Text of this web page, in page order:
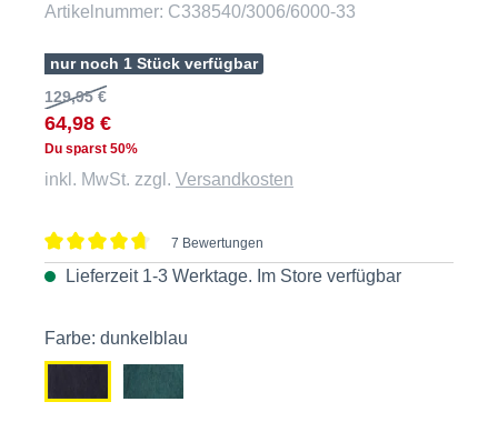
Artikelnummer: C338540/3006/6000-33
nur noch 1 Stück verfügbar
129,95 €
64,98 €
Du sparst 50%
inkl. MwSt. zzgl. Versandkosten
Durchschnittliche Bewertung von 4.8 von 5 Sternen
7 Bewertungen
Lieferzeit 1-3 Werktage. Im Store verfügbar
Farbe: dunkelblau